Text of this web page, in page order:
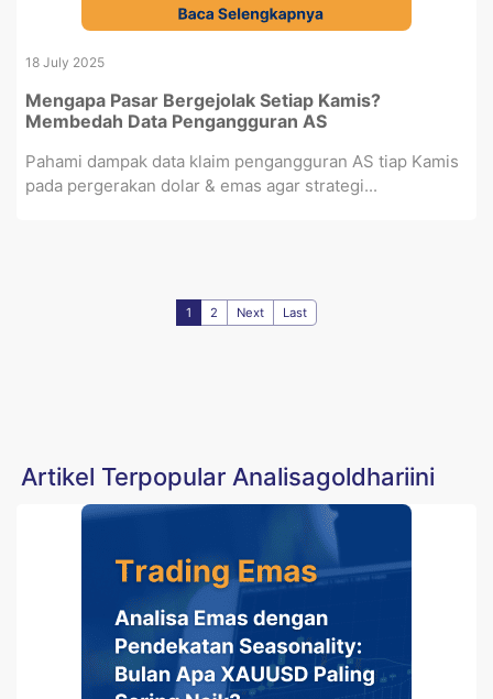
18 July 2025
Mengapa Pasar Bergejolak Setiap Kamis?
Membedah Data Pengangguran AS
Pahami dampak data klaim pengangguran AS tiap Kamis
pada pergerakan dolar & emas agar strategi...
1 2 Next Last
Artikel Terpopular Analisagoldhariini